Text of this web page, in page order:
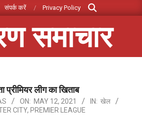
संपर्क करें Privacy Policy
Search
समाचार
प्रीमियर लीग का खिताब
ON: MAY 12, 2021 IN: खेल
CITY, PREMIER LEAGUE